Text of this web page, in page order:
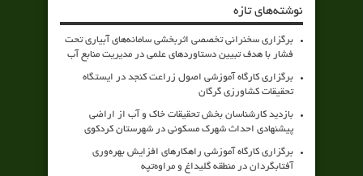
نوشته‌های تازه
برگزاری سخنرانی تخصصی اثربخشی سامانه‌های آبیاری تحت
فشار با هدف تبیین دستاوردهای علمی در مدیریت منابع آب
برگزاری کارگاه آموزشی اصول زراعت کنجد در ایستگاه
تحقیقات کشاورزی گرگان
بازدید کارشناسان بخش تحقیقات خاک و آب از اراضی
پیشنهادی احداث شهرک مسکونی در شهرستان کردکوی
برگزاری کارگاه آموزشی راهکارهای افزایش بهره‌وری
آفتابگردان در منطقه گلیداغ و مراوه‌تپه